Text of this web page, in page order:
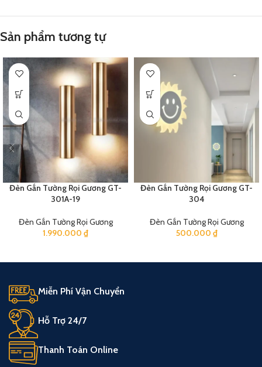
Sản phẩm tương tự
Đèn Gắn Tường Rọi Gương GT-
301A-19
Đèn Gắn Tường Rọi Gương
1.990.000 ₫
Đèn Gắn Tường Rọi Gương GT-
304
Đèn Gắn Tường Rọi Gương
500.000 ₫
Miễn Phí Vận Chuyển
Hỗ Trợ 24/7
Thanh Toán Online